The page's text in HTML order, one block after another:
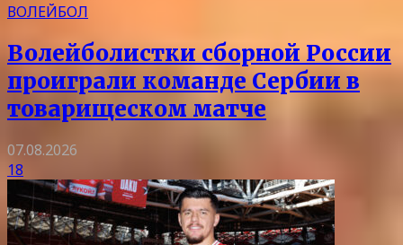
ВОЛЕЙБОЛ
Волейболистки сборной России
проиграли команде Сербии в
товарищеском матче
07.08.2026
18